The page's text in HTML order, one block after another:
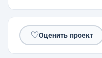
♡Оценить проект